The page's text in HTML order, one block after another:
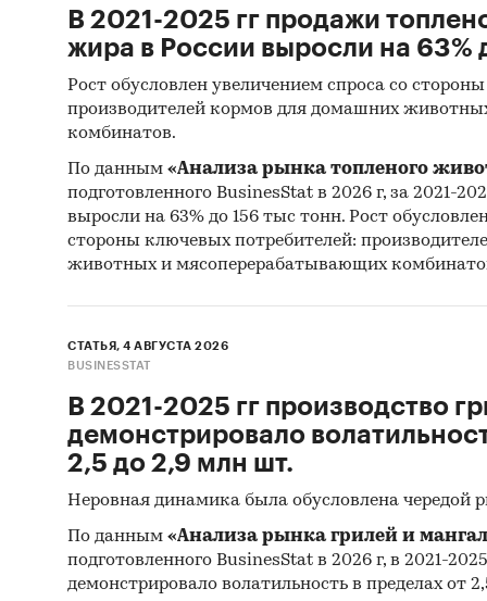
2025-
В 2021-2025 гг продажи
жира в России выросли на 63%
Рост обусловлен увеличением спроса со
производителей кормов для домашних
комбинатов.
По данным «Анализа рынка топленого
подготовленного BusinesStat в 2026 г, за 2021-
выросли на 63% до 156 тыс тонн. Рост
стороны ключевых потребителей:
животных и мясоперерабатывающих
СТАТЬЯ, 4 АВГУСТА 2026
BUSINESSTAT
В 2021-2025 гг производство
демонстрировало
2,5 до 2,9 млн шт.
Неровная динамика была обусловлена чередой
По данным «Анализа рынка грилей и
подготовленного BusinesStat в 2026 г, в 2021-
демонстрировало волатильность в пределах от